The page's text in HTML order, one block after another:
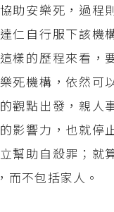
助安樂死，過程
仁自行服下該機
樣的歷程來看，
死機構，依然可
觀點出發，親人
影響力，也就停
幫助自殺罪；就
不包括家人。